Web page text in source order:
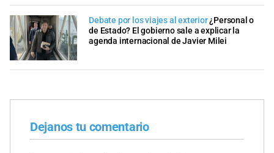
Debate por los viajes al exterior¿Personal o
de Estado? El gobierno sale a explicar la
agenda internacional de Javier Milei
Dejanos tu comentario